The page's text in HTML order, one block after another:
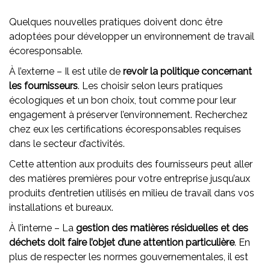
Quelques nouvelles pratiques doivent donc être
adoptées pour développer un environnement de travail
écoresponsable.
À l’externe – Il est utile de revoir la politique concernant
les fournisseurs. Les choisir selon leurs pratiques
écologiques et un bon choix, tout comme pour leur
engagement à préserver l’environnement. Recherchez
chez eux les certifications écoresponsables requises
dans le secteur d’activités.
Cette attention aux produits des fournisseurs peut aller
des matières premières pour votre entreprise jusqu’aux
produits d’entretien utilisés en milieu de travail dans vos
installations et bureaux.
À l’interne – La gestion des matières résiduelles et des
déchets doit faire l’objet d’une attention particulière. En
plus de respecter les normes gouvernementales, il est